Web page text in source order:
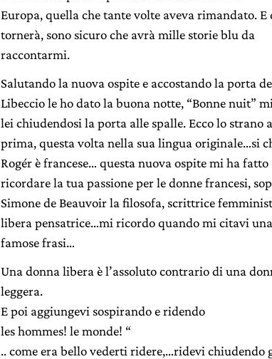
Europa, quella che tante volte aveva rimandato. E
tornerà, sono sicuro che avrà mille storie blu da
raccontarmi.
Salutando la nuova ospite e accostando la porta
Libeccio le ho dato la buona notte, “Bonne nuit”
lei chiudendosi la porta alle spalle. Ecco lo strano
prima, questa volta nella sua lingua originale…si
Rogér è francese… questa nuova ospite mi ha fatto
ricordare la tua passione per le donne francesi,
Simone de Beauvoir la filosofa, scrittrice
libera pensatrice…mi ricordo quando mi citavi
famose frasi…
Una donna libera è l’assoluto contrario di una
leggera.
E poi aggiungevi sospirando e ridendo
les hommes! le monde! “
.. come era bello vederti ridere,…ridevi chiudendo